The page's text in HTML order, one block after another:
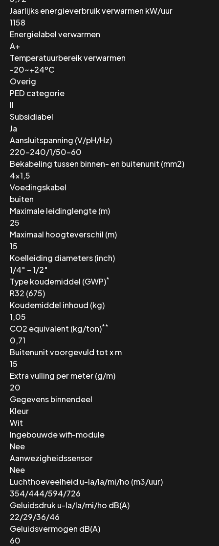
Jaarlijks energieverbruik verwarmen kW/uur
1158
Energielabel verwarmen
A+
Temperatuurbereik verwarmen
-20~+24ºC
Overig
PED categorie
II
Subsidiabel
Ja
Aansluitspanning (V/pH/Hz)
220-240/1/50-60
Bekabeling tussen binnen- en buitenunit (mm2)
4×1,5
Voedingskabel
buiten
Maximale leidinglengte (m)
25
Maximaal hoogteverschil (m)
15
Koelleiding diameters (inch)
1/4″ – 1/2″
Type koudemiddel (GWP)*
R32 (675)
Koudemiddel inhoud (kg)
1,05
CO2 equivalent (kg/ton)**
0,71
Buitenunit voorgevuld tot x m
15
Extra vulling per meter (g/m)
20
Gegevens binnendeel
Kleur
Wit
Ingebouwde wifi-module
Nee
Aanwezigheidssensor
Nee
Luchthoeveelheid u-la/la/mi/ho (m3/uur)
354/444/594/726
Geluidsdruk u-la/la/mi/ho dB(A)
22/29/36/46
Geluidsvermogen dB(A)
60